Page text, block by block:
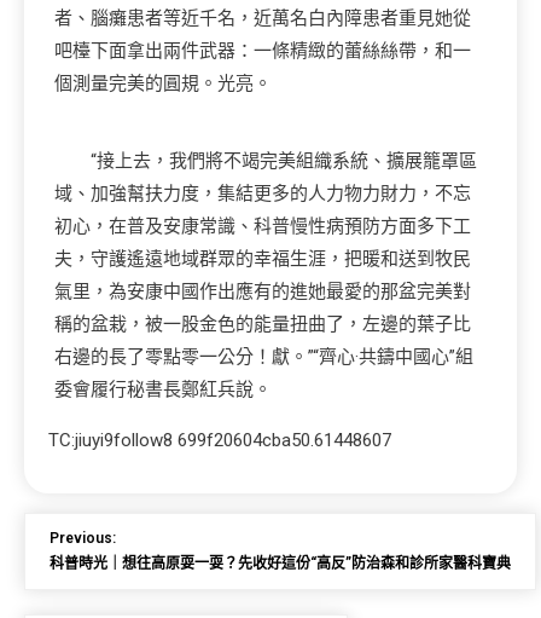
者、腦癱患者等近千名，近萬名白內障患者重見她從
吧檯下面拿出兩件武器：一條精緻的蕾絲絲帶，和一
個測量完美的圓規。光亮。
“接上去，我們將不竭完美組織系統、擴展籠罩區
域、加強幫扶力度，集結更多的人力物力財力，不忘
初心，在普及安康常識、科普慢性病預防方面多下工
夫，守護遙遠地域群眾的幸福生涯，把暖和送到牧民
氣里，為安康中國作出應有的進她最愛的那盆完美對
稱的盆栽，被一股金色的能量扭曲了，左邊的葉子比
右邊的長了零點零一公分！獻。”“齊心·共鑄中國心”組
委會履行秘書長鄭紅兵說。
TC:jiuyi9follow8 699f20604cba50.61448607
Previous:
科普時光｜想往高原耍一耍？先收好這份“高反”防治森和診所家醫科寶典